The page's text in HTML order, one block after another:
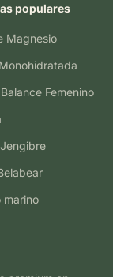
populares
Magnesio
Femenino
marino